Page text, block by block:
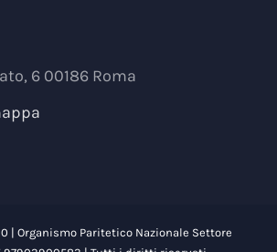
6 00186 Roma
| Organismo Paritetico Nazionale Settore